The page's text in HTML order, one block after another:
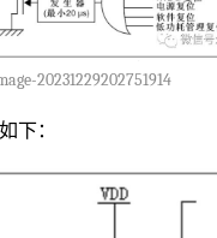
20231229202751914
下：